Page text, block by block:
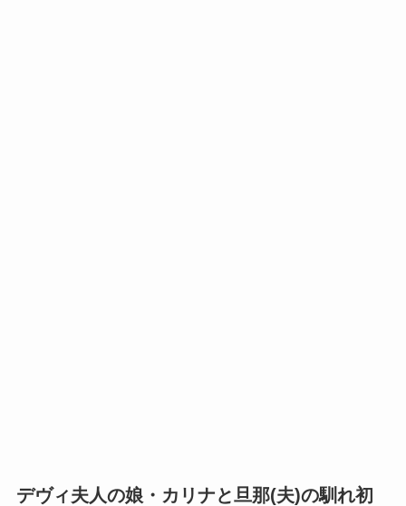
デヴィ夫人の娘・カリナと旦那(夫)の馴れ初